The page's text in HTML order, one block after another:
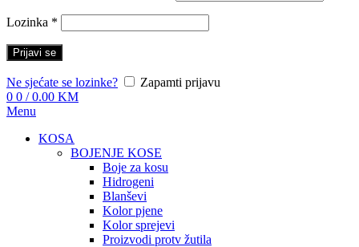
Lozinka *
Prijavi se
Ne sjećate se lozinke?
Zapamti prijavu
0 0 / 0.00 KM
Menu
KOSA
BOJENJE KOSE
Boje za kosu
Hidrogeni
Blanševi
Kolor pjene
Kolor sprejevi
Proizvodi protv žutila